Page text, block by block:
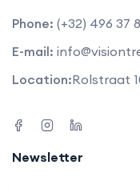
Phone: (+32) 496 37
E-mail:
Location:Rolstraat
Newsletter